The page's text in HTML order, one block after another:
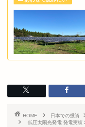
HOME 日本での投資
低圧太陽光発電 発電実績